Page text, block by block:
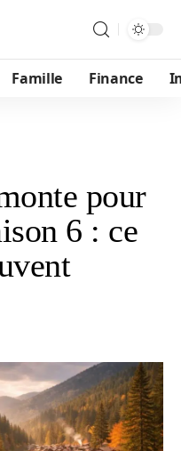
Famille Finance
pour
6 : ce